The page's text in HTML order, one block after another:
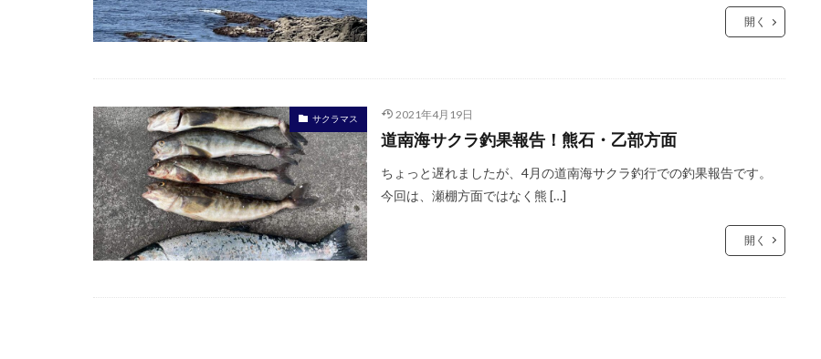
開く
サクラマス 2021年4月19日
道南海サクラ釣果報告！熊石・乙部方面
ちょっと遅れましたが、4月の道南海サクラ釣行での釣果報告です。
今回は、瀬棚方面ではなく熊 […]
開く